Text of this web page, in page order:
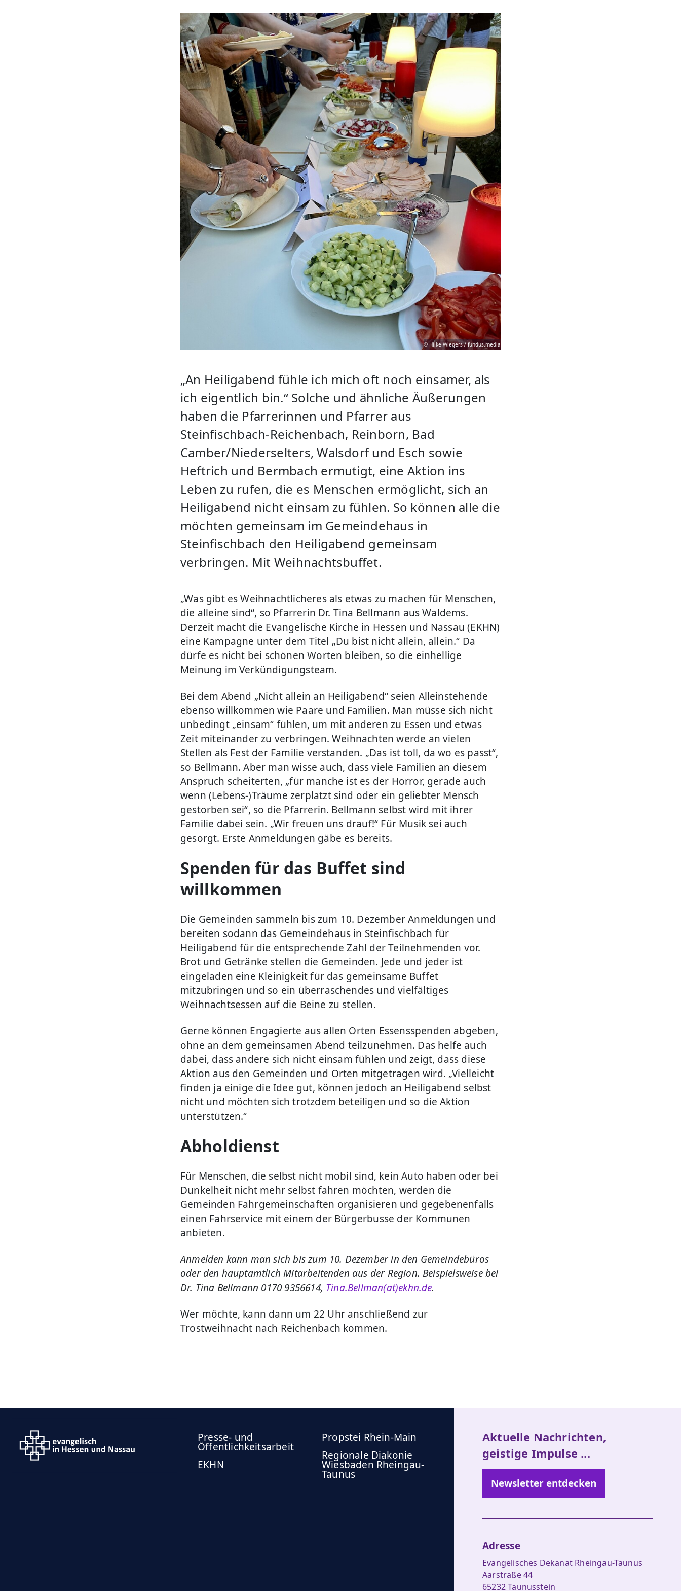
© Hilke Wiegers / fundus.media
„An Heiligabend fühle ich mich oft noch einsamer, als
ich eigentlich bin.“ Solche und ähnliche Äußerungen
haben die Pfarrerinnen und Pfarrer aus
Steinfischbach-Reichenbach, Reinborn, Bad
Camber/Niederselters, Walsdorf und Esch sowie
Heftrich und Bermbach ermutigt, eine Aktion ins
Leben zu rufen, die es Menschen ermöglicht, sich an
Heiligabend nicht einsam zu fühlen. So können alle die
möchten gemeinsam im Gemeindehaus in
Steinfischbach den Heiligabend gemeinsam
verbringen. Mit Weihnachtsbuffet.
„Was gibt es Weihnachtlicheres als etwas zu machen für Menschen,
die alleine sind“, so Pfarrerin Dr. Tina Bellmann aus Waldems.
Derzeit macht die Evangelische Kirche in Hessen und Nassau (EKHN)
eine Kampagne unter dem Titel „Du bist nicht allein, allein.“ Da
dürfe es nicht bei schönen Worten bleiben, so die einhellige
Meinung im Verkündigungsteam.
Bei dem Abend „Nicht allein an Heiligabend“ seien Alleinstehende
ebenso willkommen wie Paare und Familien. Man müsse sich nicht
unbedingt „einsam“ fühlen, um mit anderen zu Essen und etwas
Zeit miteinander zu verbringen. Weihnachten werde an vielen
Stellen als Fest der Familie verstanden. „Das ist toll, da wo es passt“,
so Bellmann. Aber man wisse auch, dass viele Familien an diesem
Anspruch scheiterten, „für manche ist es der Horror, gerade auch
wenn (Lebens-)Träume zerplatzt sind oder ein geliebter Mensch
gestorben sei“, so die Pfarrerin. Bellmann selbst wird mit ihrer
Familie dabei sein. „Wir freuen uns drauf!“ Für Musik sei auch
gesorgt. Erste Anmeldungen gäbe es bereits.
Spenden für das Buffet sind
willkommen
Die Gemeinden sammeln bis zum 10. Dezember Anmeldungen und
bereiten sodann das Gemeindehaus in Steinfischbach für
Heiligabend für die entsprechende Zahl der Teilnehmenden vor.
Brot und Getränke stellen die Gemeinden. Jede und jeder ist
eingeladen eine Kleinigkeit für das gemeinsame Buffet
mitzubringen und so ein überraschendes und vielfältiges
Weihnachtsessen auf die Beine zu stellen.
Gerne können Engagierte aus allen Orten Essensspenden abgeben,
ohne an dem gemeinsamen Abend teilzunehmen. Das helfe auch
dabei, dass andere sich nicht einsam fühlen und zeigt, dass diese
Aktion aus den Gemeinden und Orten mitgetragen wird. „Vielleicht
finden ja einige die Idee gut, können jedoch an Heiligabend selbst
nicht und möchten sich trotzdem beteiligen und so die Aktion
unterstützen.“
Abholdienst
Für Menschen, die selbst nicht mobil sind, kein Auto haben oder bei
Dunkelheit nicht mehr selbst fahren möchten, werden die
Gemeinden Fahrgemeinschaften organisieren und gegebenenfalls
einen Fahrservice mit einem der Bürgerbusse der Kommunen
anbieten.
Anmelden kann man sich bis zum 10. Dezember in den Gemeindebüros
oder den hauptamtlich Mitarbeitenden aus der Region. Beispielsweise bei
Dr. Tina Bellmann 0170 9356614, Tina.Bellman(at)ekhn.de.
Wer möchte, kann dann um 22 Uhr anschließend zur
Trostweihnacht nach Reichenbach kommen.
Presse- und
Öffentlichkeitsarbeit
EKHN
Propstei Rhein-Main
Regionale Diakonie
Wiesbaden Rheingau-
Taunus
Aktuelle Nachrichten,
geistige Impulse ...
Newsletter entdecken
Adresse
Evangelisches Dekanat Rheingau-Taunus
Aarstraße 44
65232 Taunusstein